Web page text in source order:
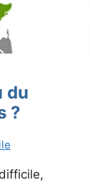
du
?